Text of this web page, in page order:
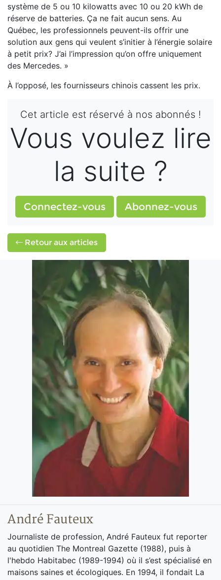
système de 5 ou 10 kilowatts avec 10 ou 20 kWh de
réserve de batteries. Ça ne fait aucun sens. Au
Québec, les professionnels peuvent-ils offrir une
solution aux gens qui veulent s’initier à l’énergie solaire
à petit prix? J’ai l’impression qu’on offre uniquement
des Mercedes. »
À l’opposé, les fournisseurs chinois cassent les prix.
Cet article est réservé à nos abonnés !
Vous voulez lire
la suite ?
Connectez-vous Abonnez-vous
Retour aux articles
André Fauteux
Journaliste de profession, André Fauteux fut reporter
au quotidien The Montreal Gazette (1988), puis à
l'hebdo Habitabec (1989-1994) où il s’est spécialisé en
maisons saines et écologiques. En 1994, il fondait La